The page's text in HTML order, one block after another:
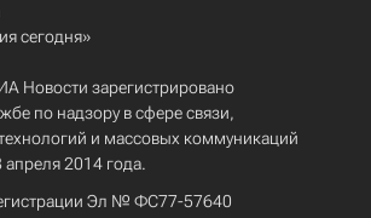
сегодня»
Новости зарегистрировано
по надзору в сфере связи,
и массовых коммуникаций
2014 года.
Эл № ФС77-57640